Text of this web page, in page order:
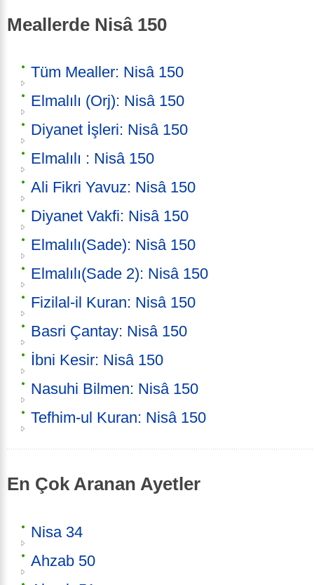
Meallerde Nisâ 150
Tüm Mealler: Nisâ 150
Elmalılı (Orj): Nisâ 150
Diyanet İşleri: Nisâ 150
Elmalılı : Nisâ 150
Ali Fikri Yavuz: Nisâ 150
Diyanet Vakfi: Nisâ 150
Elmalılı(Sade): Nisâ 150
Elmalılı(Sade 2): Nisâ 150
Fizilal-il Kuran: Nisâ 150
Basri Çantay: Nisâ 150
İbni Kesir: Nisâ 150
Nasuhi Bilmen: Nisâ 150
Tefhim-ul Kuran: Nisâ 150
En Çok Aranan Ayetler
Nisa 34
Ahzab 50